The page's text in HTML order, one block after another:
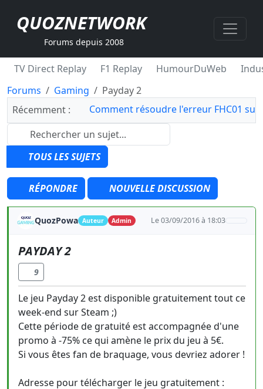
QUOZNETWORK
Forums depuis 2008
TV Direct Replay F1 Replay HumourDuWeb
Forums
Gaming
Payday 2
Récemment :
Comment résoudre l'erreur FHC01 sur
TOUS LES SUJETS
RÉPONDRE NOUVELLE DISCUSSION
QuozPowa Auteur Admin Le 03/09/2016 à 18:03
PAYDAY 2
9
Le jeu Payday 2 est disponible gratuitement tout ce
week-end sur Steam ;)
Cette période de gratuité est accompagnée d'une
promo à -75% ce qui amène le prix du jeu à 5€.
Si vous êtes fan de braquage, vous devriez adorer !
Adresse pour télécharger le jeu gratuitement :